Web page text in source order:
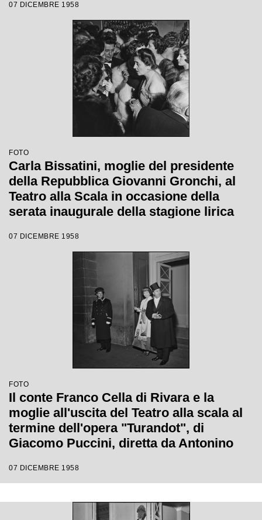
Votto con la regia di Margherita
07 DICEMBRE 1958
FOTO
Carla Bissatini, moglie del presidente
della Repubblica Giovanni Gronchi, al
Teatro alla Scala in occasione della
serata inaugurale della stagione lirica
Giacomo Puccini, diretta da Antonino
Votto con la regia di Margherita
07 DICEMBRE 1958
FOTO
Il conte Franco Cella di Rivara e la
moglie all'uscita del Teatro alla scala al
termine dell'opera "Turandot", di
Giacomo Puccini, diretta da Antonino
Wallmann, che inaugura la stagione
07 DICEMBRE 1958